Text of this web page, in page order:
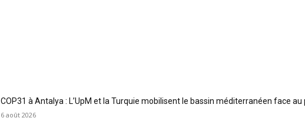
COP31 à Antalya : L’UpM et la Turquie mobilisent le bassin méditerranéen face
6 août 2026